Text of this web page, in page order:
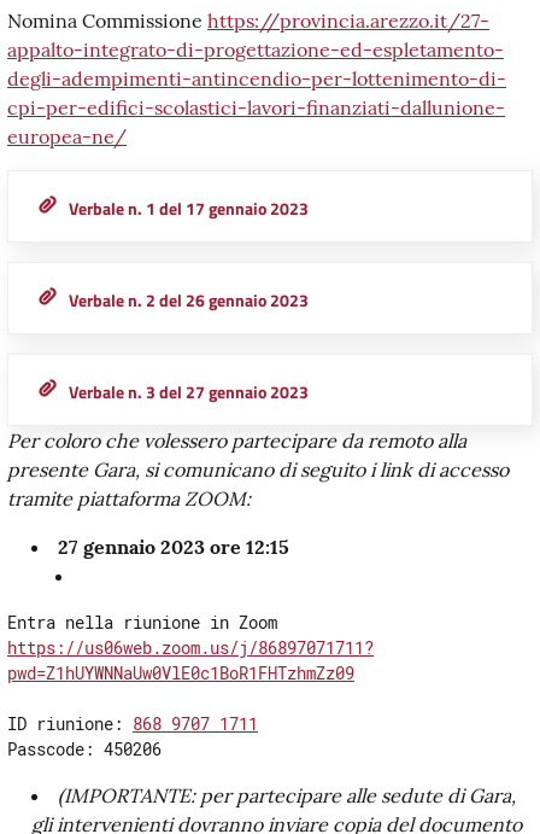
Nomina Commissione https://provincia.arezzo.it/27-
appalto-integrato-di-progettazione-ed-espletamento-
degli-adempimenti-antincendio-per-lottenimento-di-
cpi-per-edifici-scolastici-lavori-finanziati-dallunione-
europea-ne/
Verbale n. 1 del 17 gennaio 2023
Verbale n. 2 del 26 gennaio 2023
Verbale n. 3 del 27 gennaio 2023
Per coloro che volessero partecipare da remoto alla
presente Gara, si comunicano di seguito i link di accesso
tramite piattaforma ZOOM:
27 gennaio 2023 ore 12:15
https://us06web.zoom.us/j/86897071711?
pwd=Z1hUYWNNaUw0VlE0c1BoR1FHTzhmZz09
ID riunione: 868 9707 1711
Passcode: 450206
(IMPORTANTE: per partecipare alle sedute di Gara,
gli intervenienti dovranno inviare copia del documento